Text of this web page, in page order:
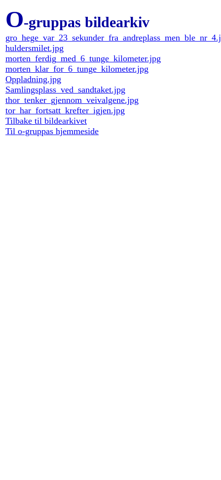
O-gruppas bildearkiv
huldersmilet.jpg
morten_ferdig_med_6_tunge_kilometer.jpg
morten_klar_for_6_tunge_kilometer.jpg
Oppladning.jpg
Samlingsplass_ved_sandtaket.jpg
thor_tenker_gjennom_veivalgene.jpg
tor_har_fortsatt_krefter_igjen.jpg
Tilbake til bildearkivet
Til o-gruppas hjemmeside